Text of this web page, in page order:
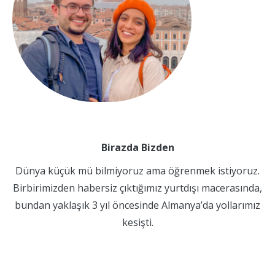
Birazda Bizden
Dünya küçük mü bilmiyoruz ama öğrenmek istiyoruz.
Birbirimizden habersiz çıktığımız yurtdışı macerasında,
bundan yaklaşık 3 yıl öncesinde Almanya’da yollarımız
kesişti.